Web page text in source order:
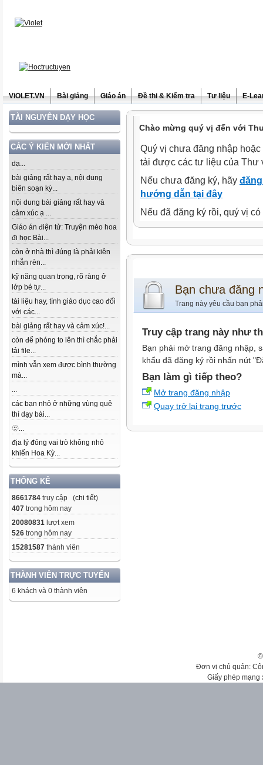
ViOLET.VN Bài giảng Giáo án Đề thi & Kiểm tra Tư liệu E-
TÀI NGUYÊN DẠY HỌC
CÁC Ý KIẾN MỚI NHẤT
dạ...
bài giảng rất hay ạ, nội dung
biên soạn kỳ...
nội dung bài giảng rất hay và
cảm xúc ạ ...
Giáo án điện tử: Truyện mèo hoa
đi học Bài...
còn ở nhà thì đúng là phải kiên
nhẫn rèn...
kỹ năng quan trọng, rõ ràng ở
lớp bé tự...
tài liệu hay, tính giáo dục cao đối
với các...
bài giảng rất hay và cảm xúc!...
còn để phóng to lên thì chắc phải
tải file...
mình vẫn xem được bình thường
mà...
...
các bạn nhỏ ở những vùng quê
thì dạy bài...
🫥...
địa lý đóng vai trò không nhỏ
khiến Hoa Kỳ...
THỐNG KÊ
8661784 truy cập (chi tiết)
407 trong hôm nay
20080831 lượt xem
526 trong hôm nay
15281587 thành viên
THÀNH VIÊN TRỰC TUYẾN
6 khách và 0 thành viên
Chào mừng quý vị đến với
Quý vị chưa đăng nhập
tải được các tư liệu của Thư
Nếu chưa đăng ký, hãy
hướng dẫn tại đây
Nếu đã đăng ký rồi, quý vị
Bạn chưa đăng
Trang này yêu cầu bạn
Truy cập trang này như
Bạn phải mở trang đăng nhập,
khẩu đã đăng ký rồi nhấn nút
Bạn làm gì tiếp theo?
Mở trang đăng nhập
Quay trở lại trang trước
Đơn vị chủ quản:
Giấy phép mạng